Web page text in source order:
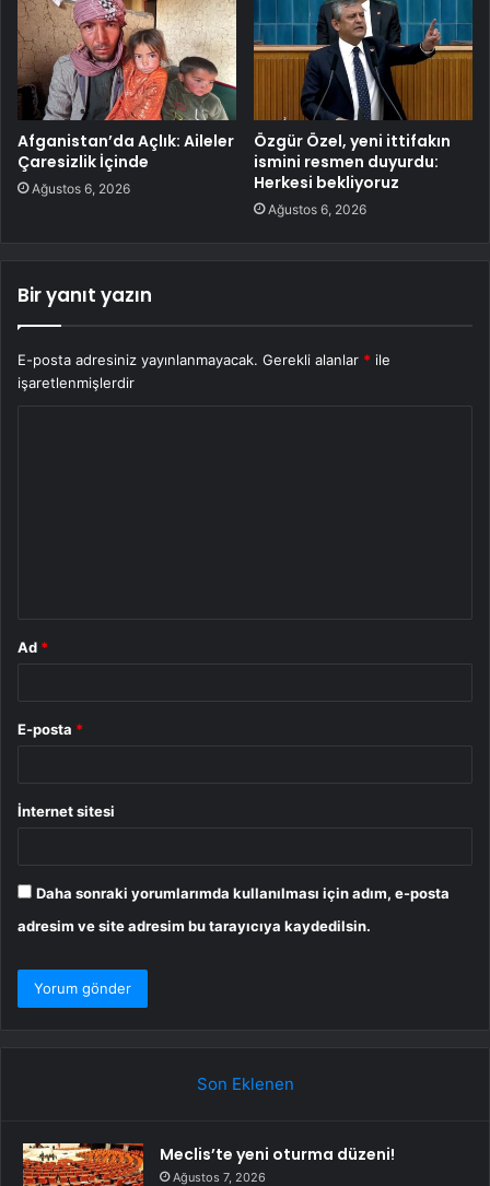
Afganistan’da Açlık: Aileler
Çaresizlik İçinde
Ağustos 6, 2026
Özgür Özel, yeni ittifakın
ismini resmen duyurdu:
Herkesi bekliyoruz
Ağustos 6, 2026
Bir yanıt yazın
E-posta adresiniz yayınlanmayacak. Gerekli alanlar * ile
işaretlenmişlerdir
Ad *
E-posta *
İnternet sitesi
Daha sonraki yorumlarımda kullanılması için adım, e-posta
adresim ve site adresim bu tarayıcıya kaydedilsin.
Son Eklenen
Meclis’te yeni oturma düzeni!
Ağustos 7, 2026